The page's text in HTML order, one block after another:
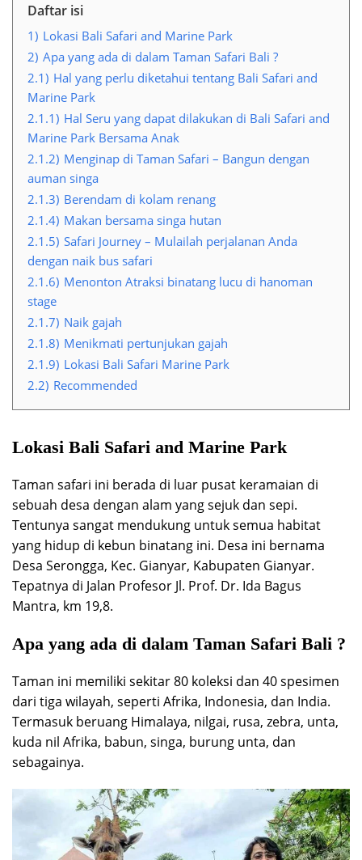
Daftar isi
1) Lokasi Bali Safari and Marine Park
2) Apa yang ada di dalam Taman Safari Bali ?
2.1) Hal yang perlu diketahui tentang Bali Safari and
Marine Park
2.1.1) Hal Seru yang dapat dilakukan di Bali Safari and
Marine Park Bersama Anak
2.1.2) Menginap di Taman Safari – Bangun dengan
auman singa
2.1.3) Berendam di kolam renang
2.1.4) Makan bersama singa hutan
2.1.5) Safari Journey – Mulailah perjalanan Anda
dengan naik bus safari
2.1.6) Menonton Atraksi binatang lucu di hanoman
stage
2.1.7) Naik gajah
2.1.8) Menikmati pertunjukan gajah
2.1.9) Lokasi Bali Safari Marine Park
2.2) Recommended
Lokasi Bali Safari and Marine Park
Taman safari ini berada di luar pusat keramaian di
sebuah desa dengan alam yang sejuk dan sepi.
Tentunya sangat mendukung untuk semua habitat
yang hidup di kebun binatang ini. Desa ini bernama
Desa Serongga, Kec. Gianyar, Kabupaten Gianyar.
Tepatnya di Jalan Profesor Jl. Prof. Dr. Ida Bagus
Mantra, km 19,8.
Apa yang ada di dalam Taman Safari Bali ?
Taman ini memiliki sekitar 80 koleksi dan 40 spesimen
dari tiga wilayah, seperti Afrika, Indonesia, dan India.
Termasuk beruang Himalaya, nilgai, rusa, zebra, unta,
kuda nil Afrika, babun, singa, burung unta, dan
sebagainya.